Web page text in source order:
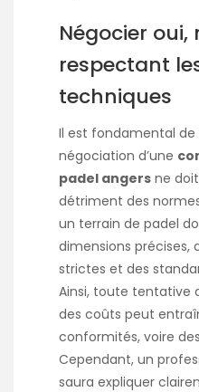
Négocier oui,
respectant
techniques
Il est fondamental
négociation d’une
padel angers ne
détriment des
un terrain de padel
dimensions précises,
strictes et des
Ainsi, toute tentative
des coûts peut
conformités, voire
Cependant, un
saura expliquer